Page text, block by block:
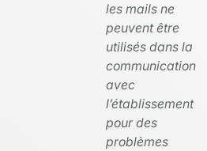
les mails ne
peuvent être
utilisés dans la
communication
avec
l’établissement
pour des
problèmes